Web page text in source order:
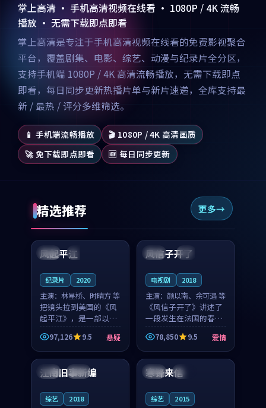
掌上高清 · 手机高清视频在线看 · 1080P / 4K 流畅
播放 · 无需下载即点即看
掌上高清是专注于手机高清视频在线看的免费影视聚合
平台，覆盖剧集、电影、综艺、动漫与纪录片全分区，
支持手机端 1080P / 4K 高清流畅播放，无需下载即点
即看，每日同步更新热播片单与新片速递，全库支持最
新 / 最热 / 评分多维筛选。
📱 手机端流畅播放
🎬 1080P / 4K 高清画质
🚀 免下载即点即看
🆕 每日同步更新
精选推荐 更多
美国 完结
99:07
风起平江
纪录片 2020
主演： 林星桥、时晴方 等
把镜头拉到美国的《风
起平江》，是一部以时
光记忆为底色的悬疑作
品。林星桥和时晴方贡
献了2020年颇受关注的
合作演出，影片在情感
层次与现实质感之间
97,126 9.5 悬疑
法国 4K
99:21
风信子开了
电视剧 2018
主演： 颜以南、余可遇 等
《风信子开了》讲述了
一段发生在法国的春日
漫步故事。颜以南饰演
的主角与余可遇的角色
因一场意外卷入更深的
纠葛，爱情元素贯穿始
终，节奏稳健而富有张
78,850 9.5 爱情
日本 院线
江南旧事新编
综艺 2018
法国 独播
寒锋来信
综艺 2015